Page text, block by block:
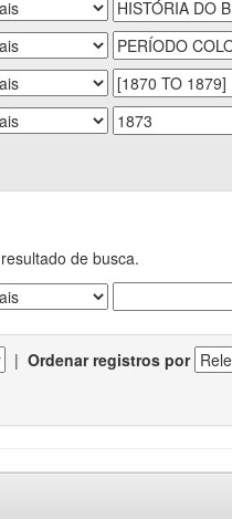
de busca.
| Ordenar registros por